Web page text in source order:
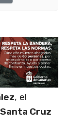
, el
Santa Cruz